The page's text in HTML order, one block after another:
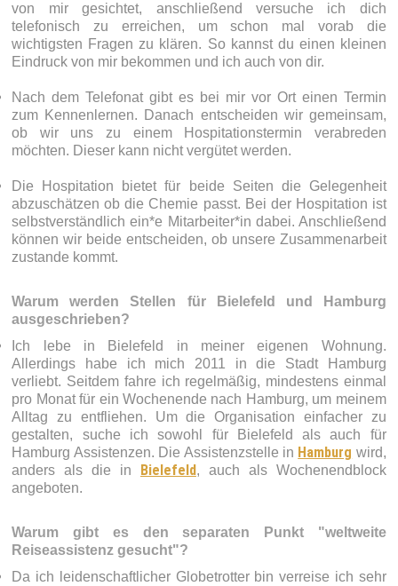
von mir gesichtet, anschließend versuche ich dich
telefonisch zu erreichen, um schon mal vorab die
wichtigsten Fragen zu klären. So kannst du einen kleinen
Eindruck von mir bekommen und ich auch von dir.
Nach dem Telefonat gibt es bei mir vor Ort einen Termin
zum Kennenlernen. Danach entscheiden wir gemeinsam,
ob wir uns zu einem Hospitationstermin verabreden
möchten. Dieser kann nicht vergütet werden.
Die Hospitation bietet für beide Seiten die Gelegenheit
abzuschätzen ob die Chemie passt. Bei der Hospitation ist
selbstverständlich ein*e Mitarbeiter*in dabei. Anschließend
können wir beide entscheiden, ob unsere Zusammenarbeit
zustande kommt.
Warum werden Stellen für Bielefeld und Hamburg
ausgeschrieben?
Ich lebe in Bielefeld in meiner eigenen Wohnung.
Allerdings habe ich mich 2011 in die Stadt Hamburg
verliebt. Seitdem fahre ich regelmäßig, mindestens einmal
pro Monat für ein Wochenende nach Hamburg, um meinem
Alltag zu entfliehen. Um die Organisation einfacher zu
gestalten, suche ich sowohl für Bielefeld als auch für
Hamburg Assistenzen. Die Assistenzstelle in Hamburg wird,
anders als die in
Bielefeld, auch als Wochenendblock
angeboten.
Warum gibt es den separaten Punkt "weltweite
Reiseassistenz gesucht"?
Da ich leidenschaftlicher Globetrotter bin verreise ich sehr